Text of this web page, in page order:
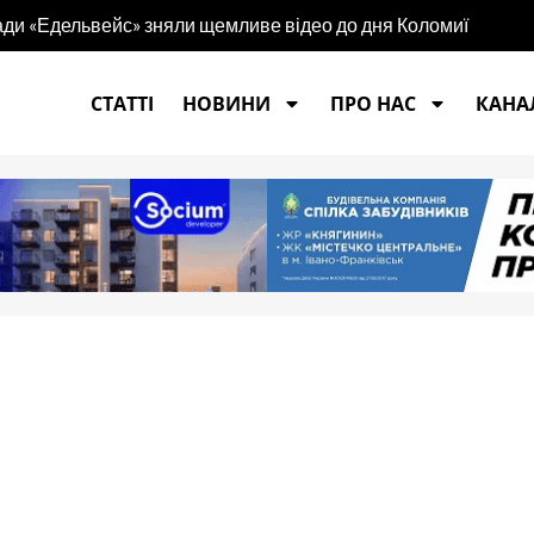
«Едельвейс» зняли щемливе відео до дня Коломиї
СТАТТІ
НОВИНИ ПРО НАС